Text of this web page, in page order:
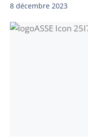
8 décembre 2023